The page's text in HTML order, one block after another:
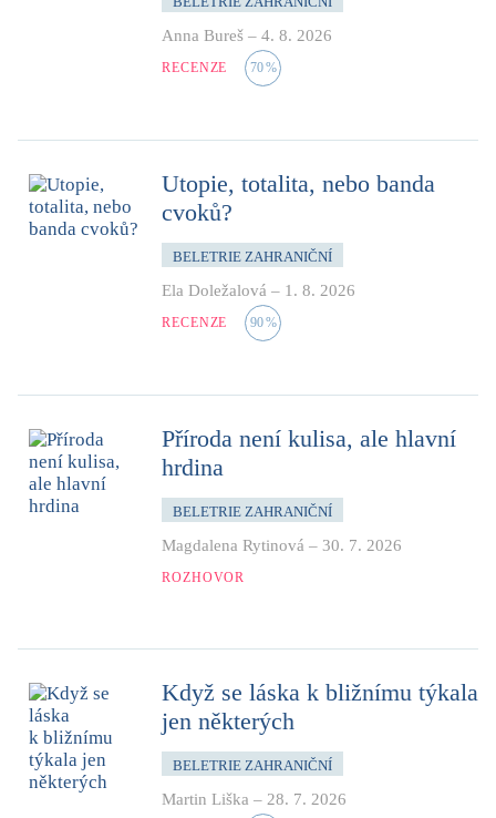
Anna Bureš – 4. 8. 2026
RECENZE 70%
Utopie, totalita, nebo banda
cvoků?
BELETRIE ZAHRANIČNÍ
Ela Doležalová – 1. 8. 2026
RECENZE 90%
Příroda není kulisa, ale hlavní
hrdina
BELETRIE ZAHRANIČNÍ
Magdalena Rytinová – 30. 7. 2026
ROZHOVOR
Když se láska k bližnímu týkala
jen některých
BELETRIE ZAHRANIČNÍ
Martin Liška – 28. 7. 2026